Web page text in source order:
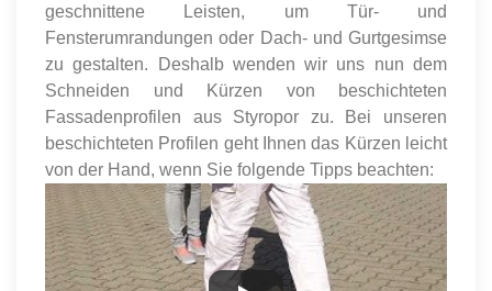
geschnittene Leisten, um Tür- und
Fensterumrandungen oder Dach- und Gurtgesimse
zu gestalten. Deshalb wenden wir uns nun dem
Schneiden und Kürzen von beschichteten
Fassadenprofilen aus Styropor zu. Bei unseren
beschichteten Profilen geht Ihnen das Kürzen leicht
von der Hand, wenn Sie folgende Tipps beachten: